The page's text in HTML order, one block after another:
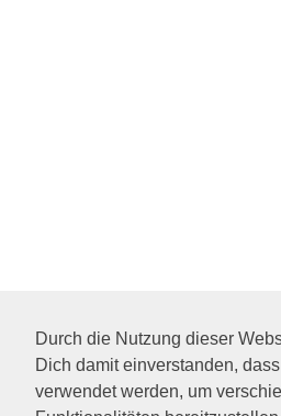
Durch die Nutzung dieser
Dich damit einverstanden,
verwendet werden, um